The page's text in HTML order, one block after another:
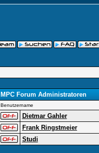
MPC Forum Administratoren
Benutzername
Dietmar Gahler
Frank Ringstmeier
Studi